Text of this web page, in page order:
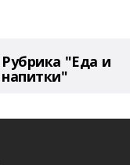
Рубрика "Еда и
напитки"